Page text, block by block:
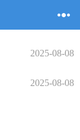
2025-08-08
2025-08-08